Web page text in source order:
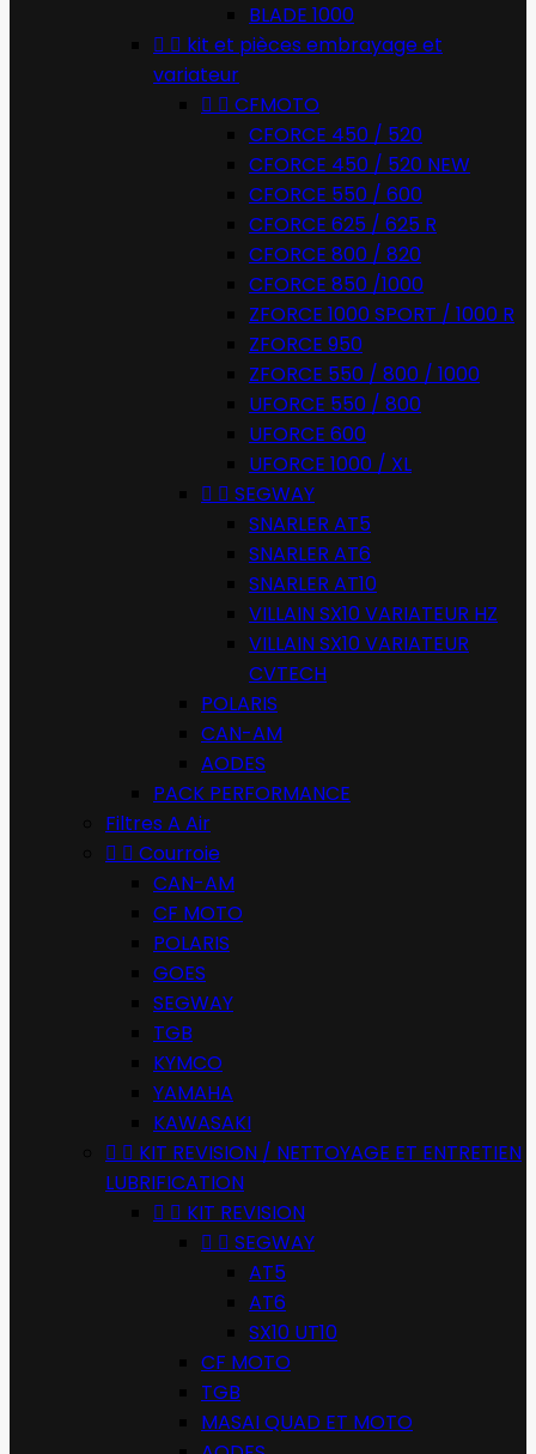
BLADE 1000
  kit et pièces embrayage et
variateur
  CFMOTO
CFORCE 450 / 520
CFORCE 450 / 520 NEW
CFORCE 550 / 600
CFORCE 625 / 625 R
CFORCE 800 / 820
CFORCE 850 /1000
ZFORCE 1000 SPORT / 1000 R
ZFORCE 950
ZFORCE 550 / 800 / 1000
UFORCE 550 / 800
UFORCE 600
UFORCE 1000 / XL
  SEGWAY
SNARLER AT5
SNARLER AT6
SNARLER AT10
VILLAIN SX10 VARIATEUR HZ
VILLAIN SX10 VARIATEUR
CVTECH
POLARIS
CAN-AM
AODES
PACK PERFORMANCE
Filtres A Air
  Courroie
CAN-AM
CF MOTO
POLARIS
GOES
SEGWAY
TGB
KYMCO
YAMAHA
KAWASAKI
  KIT REVISION / NETTOYAGE ET ENTRETIEN
LUBRIFICATION
  KIT REVISION
  SEGWAY
AT5
AT6
SX10 UT10
CF MOTO
TGB
MASAI QUAD ET MOTO